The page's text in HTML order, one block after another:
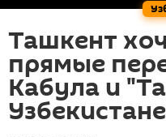
Ташкент
прямые
Кабула и
Узбекистане